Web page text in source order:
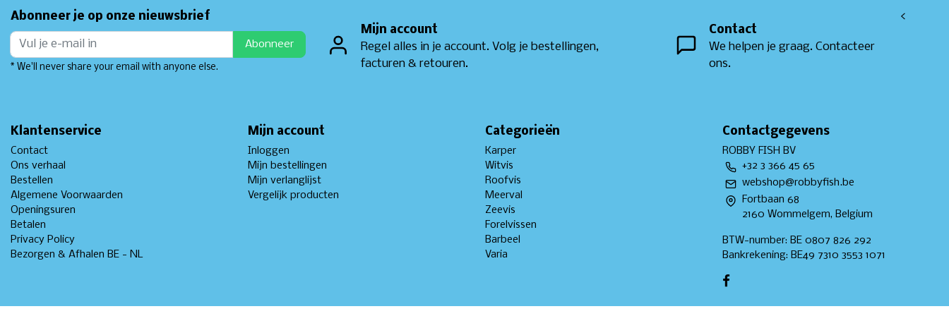
Abonneer je op onze nieuwsbrief
Abonneer
* We'll never share your email with anyone else.
Mijn account
Regel alles in je account. Volg je bestellingen,
facturen & retouren.
Contact
We helpen je graag. Contacteer
ons.
<
Klantenservice
Contact
Ons verhaal
Bestellen
Algemene Voorwaarden
Openingsuren
Betalen
Privacy Policy
Bezorgen & Afhalen BE - NL
Mijn account
Inloggen
Mijn bestellingen
Mijn verlanglijst
Vergelijk producten
Categorieën
Karper
Witvis
Roofvis
Meerval
Zeevis
Forelvissen
Barbeel
Varia
Contactgegevens
ROBBY FISH BV
+32 3 366 45 65
webshop@robbyfish.be
Fortbaan 68
2160 Wommelgem, Belgium
BTW-number: BE 0807 826 292
Bankrekening: BE49 7310 3553 1071